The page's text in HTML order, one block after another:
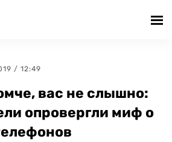
/ 12:49
вас не слышно:
опровергли миф о